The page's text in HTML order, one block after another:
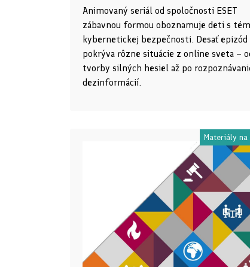
Animovaný seriál od spoločnosti ESET
zábavnou formou oboznamuje deti s
kybernetickej bezpečnosti. Desať epizód
pokrýva rôzne situácie z online sveta –
tvorby silných hesiel až po
dezinformácií.
Materiály na